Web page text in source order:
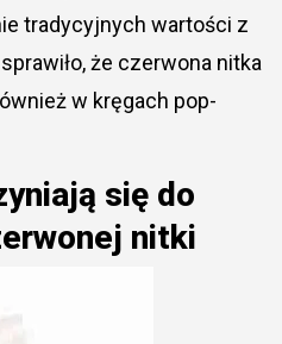
tradycyjnych wartości z
że czerwona nitka
w kręgach pop-
się do
nitki